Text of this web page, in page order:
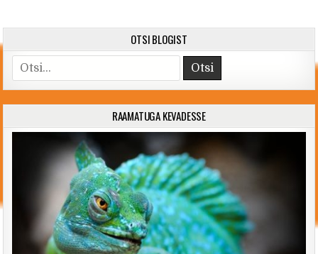
OTSI BLOGIST
Search for:
RAAMATUGA KEVADESSE